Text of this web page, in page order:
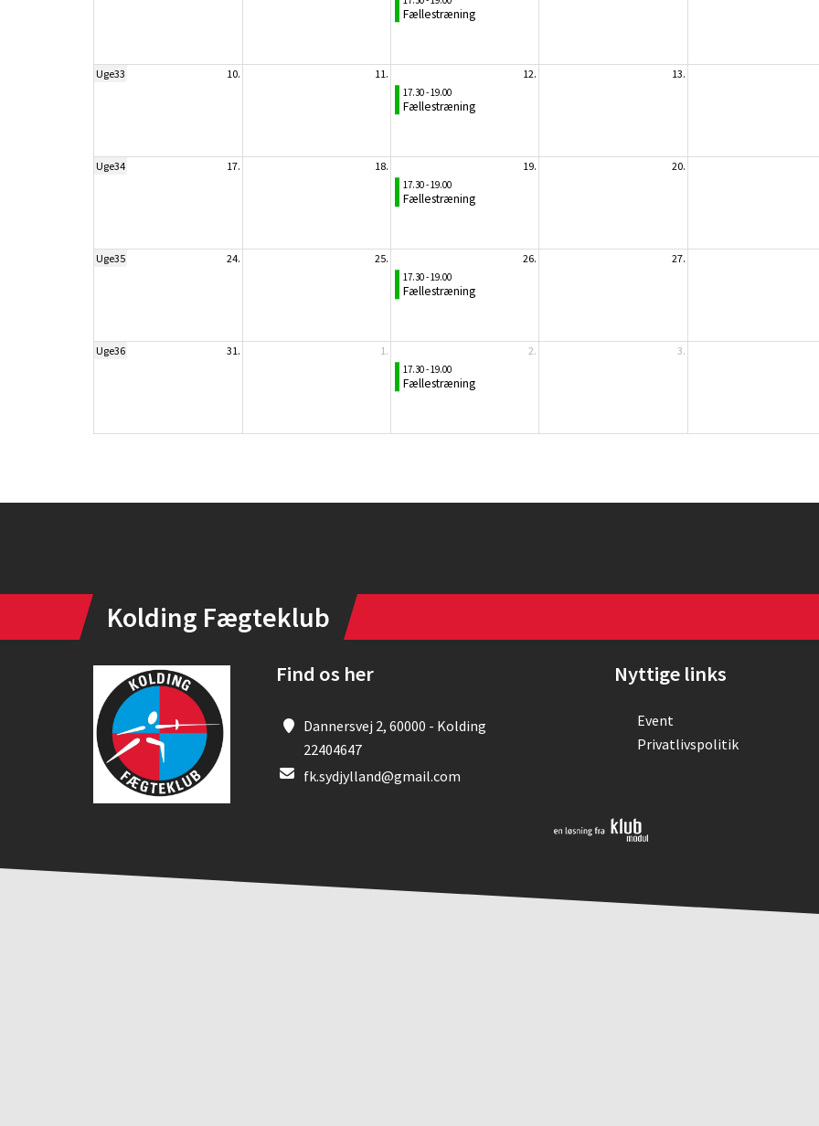
Fællestræning
Uge33 10. 11. 12.
17.30 - 19.00
Fællestræning
13.
Uge34 17. 18. 19.
17.30 - 19.00
Fællestræning
20.
Uge35 24. 25. 26.
17.30 - 19.00
Fællestræning
27.
Uge36 31. 1. 2.
17.30 - 19.00
Fællestræning
3.
Kolding Fægteklub
Find os her
Dannersvej 2, 60000 - Kolding
22404647
fk.sydjylland@gmail.com
Nyttige links
Event
Privatlivspolitik